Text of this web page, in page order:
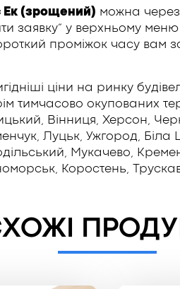
Ек (зрощений) можна
у верхньому меню
проміжок часу вам
ціни на ринку
тимчасово окупованих
Вінниця, Херсон,
Луцьк, Ужгород, Біла
Мукачево,
Коростень,